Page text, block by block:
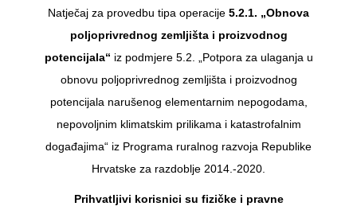
Natječaj za provedbu tipa operacije 5.2.1. „Obnova
poljoprivrednog zemljišta i proizvodnog
potencijala“ iz podmjere 5.2. „Potpora za ulaganja u
obnovu poljoprivrednog zemljišta i proizvodnog
potencijala narušenog elementarnim nepogodama,
nepovoljnim klimatskim prilikama i katastrofalnim
događajima“ iz Programa ruralnog razvoja Republike
Hrvatske za razdoblje 2014.-2020.
Prihvatljivi korisnici su fizičke i pravne